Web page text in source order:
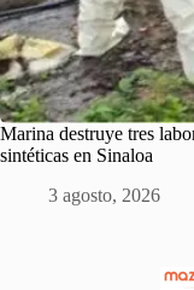
Marina destruye tres
sintéticas en Sinaloa
3 agosto, 2026